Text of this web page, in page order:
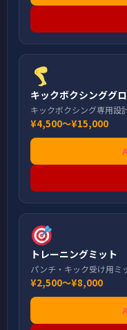
キックボクシンググ
キックボクシング専用設
¥4,500〜¥15,000
トレーニングミット
パンチ・キック受け用ミ
¥2,500〜¥8,000